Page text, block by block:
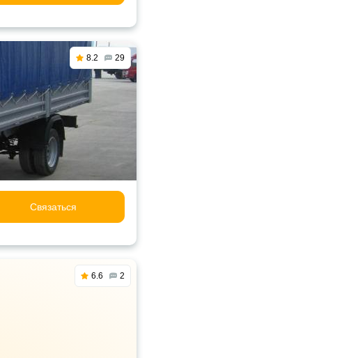
8.2 29
Связаться
6.6 2